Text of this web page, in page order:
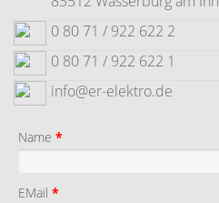
0 80 71 / 922 622 2
0 80 71 / 922 622 1
info@er-elektro.de
Name *
EMail *